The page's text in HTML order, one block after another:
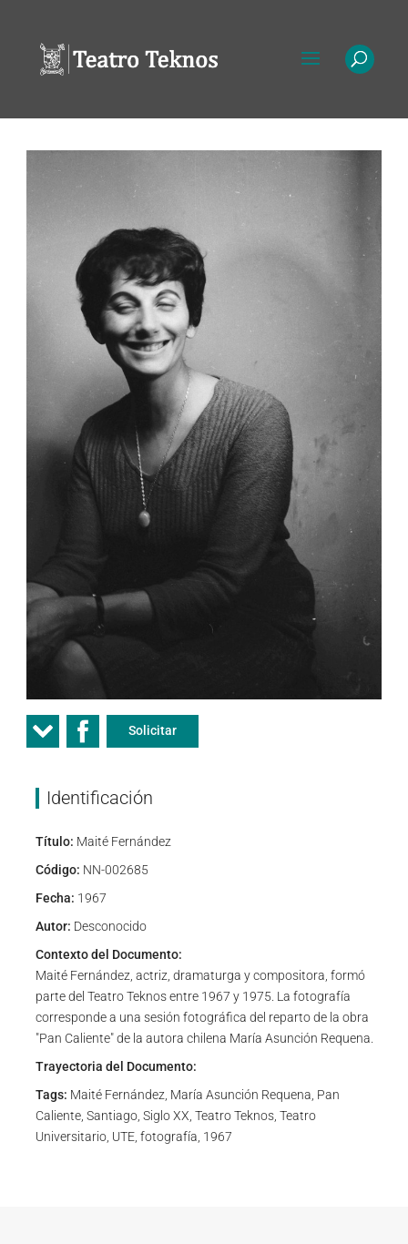
Solicitar
Identificación
Título: Maité Fernández
Código: NN-002685
Fecha: 1967
Autor: Desconocido
Contexto del Documento:
Maité Fernández, actriz, dramaturga y compositora, formó
parte del Teatro Teknos entre 1967 y 1975. La fotografía
corresponde a una sesión fotográfica del reparto de la obra
"Pan Caliente" de la autora chilena María Asunción Requena.
Trayectoria del Documento:
Tags: Maité Fernández, María Asunción Requena, Pan
Caliente, Santiago, Siglo XX, Teatro Teknos, Teatro
Universitario, UTE, fotografía, 1967